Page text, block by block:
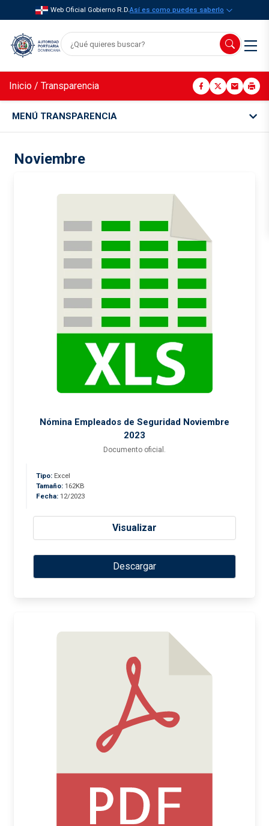
Web Oficial Gobierno R.D.Así es como puedes saberlo
Inicio / Transparencia
MENÚ TRANSPARENCIA
Noviembre
Nómina Empleados de Seguridad Noviembre
2023
Documento oficial.
Tipo: Excel
Tamaño: 162KB
Fecha: 12/2023
Visualizar
Descargar